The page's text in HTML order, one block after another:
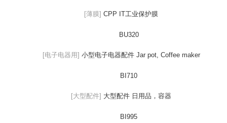
[薄膜] CPP IT工业保护膜
BU320
[电子电器用] 小型电子电器配件 Jar pot, Coffee maker
BI710
[大型配件] 大型配件 日用品，容器
BI995